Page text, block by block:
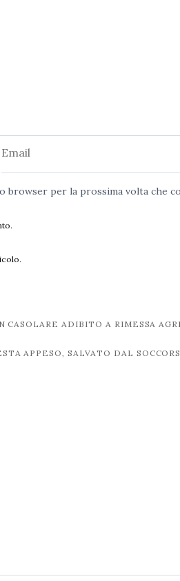
browser per la prossima volta che
CASOLARE ADIBITO A RIMESSA
APPESO, SALVATO DAL